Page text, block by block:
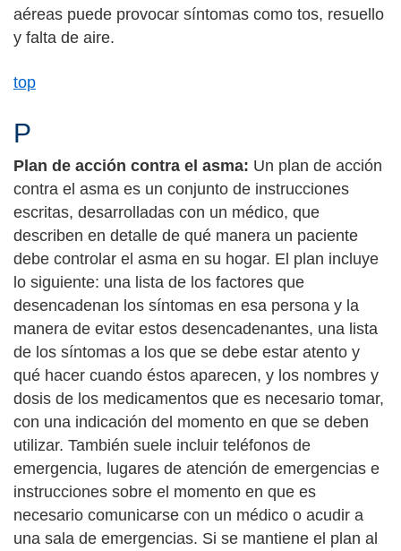
aéreas puede provocar síntomas como tos, resuello
y falta de aire.
top
P
Plan de acción contra el asma: Un plan de acción
contra el asma es un conjunto de instrucciones
escritas, desarrolladas con un médico, que
describen en detalle de qué manera un paciente
debe controlar el asma en su hogar. El plan incluye
lo siguiente: una lista de los factores que
desencadenan los síntomas en esa persona y la
manera de evitar estos desencadenantes, una lista
de los síntomas a los que se debe estar atento y
qué hacer cuando éstos aparecen, y los nombres y
dosis de los medicamentos que es necesario tomar,
con una indicación del momento en que se deben
utilizar. También suele incluir teléfonos de
emergencia, lugares de atención de emergencias e
instrucciones sobre el momento en que es
necesario comunicarse con un médico o acudir a
una sala de emergencias. Si se mantiene el plan al